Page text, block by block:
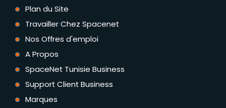
Plan du Site
Travailler Chez Spacenet
Nos Offres d'emploi
A Propos
SpaceNet Tunisie Business
Support Client Business
Marques